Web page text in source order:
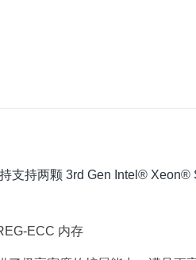
支持两颗 3rd Gen Intel® Xeon®
ECC 内存